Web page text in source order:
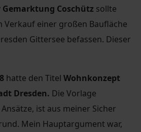
Gemarktung Coschütz sollte
Verkauf einer großen Baufläche
Gittersee befassen. Dieser
hatte den Titel Wohnkonzept
Dresden. Die Vorlage
ist aus meiner Sicher
Mein Hauptargument war,